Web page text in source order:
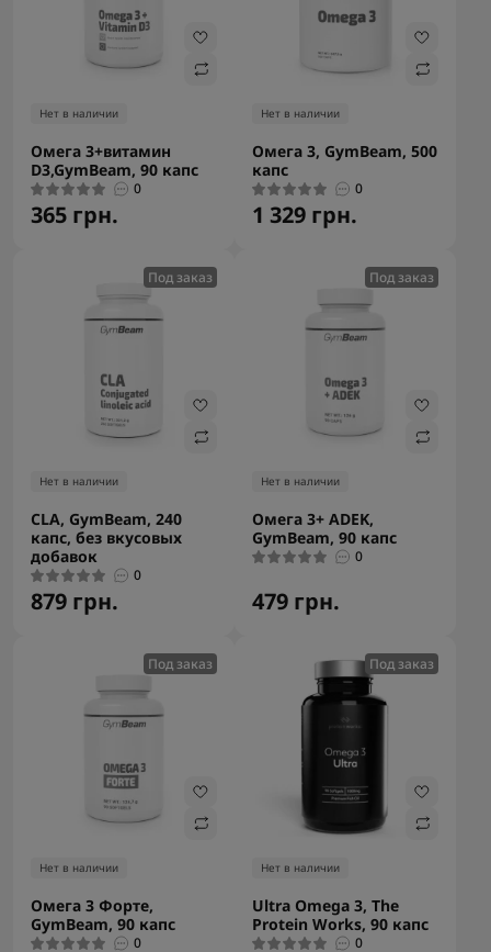
Нет в наличии
Омега 3+витамин
D3,GymBeam, 90 капс
0
365 грн.
Нет в наличии
Омега 3, GymBeam, 500
капс
0
1 329 грн.
Под заказ
Нет в наличии
CLA, GymBeam, 240
капс, без вкусовых
добавок
0
879 грн.
Под заказ
Нет в наличии
Омега 3+ ADEK,
GymBeam, 90 капс
0
479 грн.
Под заказ
Нет в наличии
Омега 3 Форте,
GymBeam, 90 капс
0
Под заказ
Нет в наличии
Ultra Omega 3, The
Protein Works, 90 капс
0